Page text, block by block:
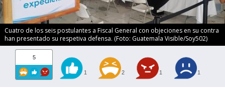
Cuatro de los seis postulantes a Fiscal General con objeciones en su contra
han presentado su respetiva defensa. (Foto: Guatemala Visible/Soy502)
5
1 2 1 1